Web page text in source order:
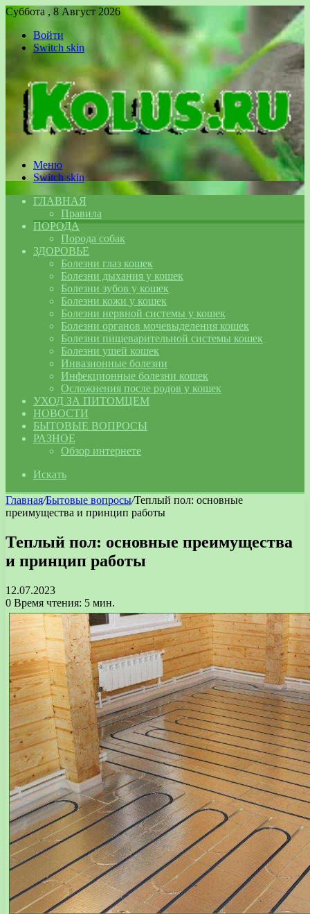
Суббота , 8 Август 2026
Войти
Switch skin
Меню
Switch skin
ГЛАВНАЯ
Правила
ПОРОДА
Порода собак
ЗДОРОВЬЕ
Болезни глаз кошек
Болезни дыхания у кошек
Болезни зубов у кошек
Болезни кожи у кошек
Болезни нервной системы у кошек
Болезни органов мочевыделения кошек
Болезни пищеварительной системы кошек
Болезни ушей кошек
Инвазионные болезни
Инфекционные болезни кошек
Осложнения после родов у кошек
УХОД ЗА ПИТОМЦЕМ
НОВОСТИ
БЫТОВЫЕ ВОПРОСЫ
РАЗНОЕ
Обзор интернете
Искать
Главная/Бытовые вопросы/Теплый пол: основные
преимущества и принцип работы
Теплый пол: основные преимущества
и принцип работы
12.07.2023
0 Время чтения: 5 мин.